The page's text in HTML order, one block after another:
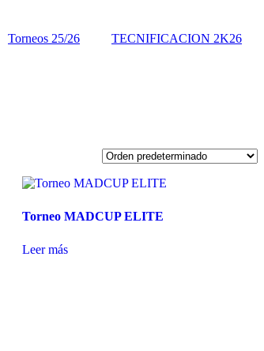
Torneos 25/26
TECNIFICACION 2K26
Torneo MADCUP ELITE
Leer más